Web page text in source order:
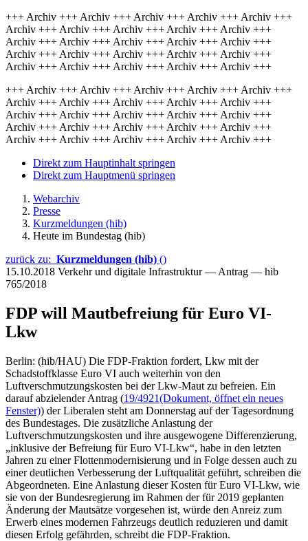
+++ Archiv +++ Archiv +++ Archiv +++ Archiv +++ Archiv +++
Archiv +++ Archiv +++ Archiv +++ Archiv +++ Archiv +++
Archiv +++ Archiv +++ Archiv +++ Archiv +++ Archiv +++
Archiv +++ Archiv +++ Archiv +++ Archiv +++ Archiv +++
Archiv +++ Archiv +++ Archiv +++ Archiv +++ Archiv +++
+++ Archiv +++ Archiv +++ Archiv +++ Archiv +++ Archiv +++
Archiv +++ Archiv +++ Archiv +++ Archiv +++ Archiv +++
Archiv +++ Archiv +++ Archiv +++ Archiv +++ Archiv +++
Archiv +++ Archiv +++ Archiv +++ Archiv +++ Archiv +++
Archiv +++ Archiv +++ Archiv +++ Archiv +++ Archiv +++
Direkt zum Hauptinhalt springen
Direkt zum Hauptmenü springen
Webarchiv
Presse
Kurzmeldungen (hib)
Heute im Bundestag (hib)
zurück zu: Kurzmeldungen (hib) ()
15.10.2018 Verkehr und digitale Infrastruktur — Antrag — hib
765/2018
FDP will Mautbefreiung für Euro VI-
Lkw
Berlin: (hib/HAU) Die FDP-Fraktion fordert, Lkw mit der
Schadstoffklasse Euro VI auch weiterhin von den
Luftverschmutzungskosten bei der Lkw-Maut zu befreien. Ein
darauf abzielender Antrag (19/4921(Dokument, öffnet ein neues
Fenster)) der Liberalen steht am Donnerstag auf der Tagesordnung
des Bundestages. Die zusätzliche Anlastung der
Luftverschmutzungskosten und ihre ausgewogene Differenzierung,
„inklusive der Befreiung für Euro VI-Lkw“, habe in den letzten
Jahren zu einer Flottenmodernisierung und in Folge dessen auch zu
einer deutlichen Verbesserung der Luftqualität geführt, schreiben die
Abgeordneten. Eine Anlastung dieser Kosten für Euro VI-Lkw, wie
sie von der Bundesregierung im Rahmen der für 2019 geplanten
Änderung der Mautsätze vorgesehen ist, würde den Anreiz zum
Erwerb eines modernen Fahrzeugs deutlich reduzieren und damit
diesen Erfolg gefährden, schreibt die FDP-Fraktion.